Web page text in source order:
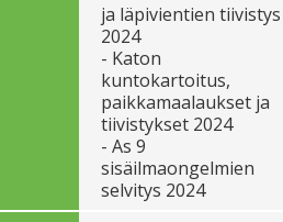
ja läpivientien tiivistys
2024
- Katon
kuntokartoitus,
paikkamaalaukset ja
tiivistykset 2024
- As 9
sisäilmaongelmien
selvitys 2024